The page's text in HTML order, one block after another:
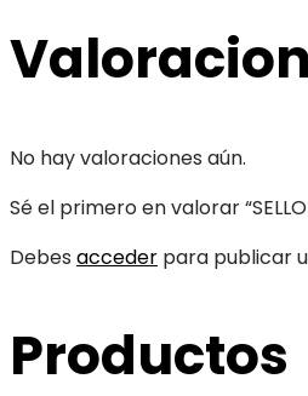
No hay valoraciones aún.
Sé el primero en valorar “SELLO
Debes acceder para publicar
Productos